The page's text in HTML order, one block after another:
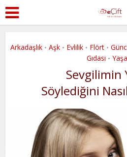
Arkadaşlık • Aşk • Evlilik • Flört •
Gıdası •
Sevgilimin
Söylediğini